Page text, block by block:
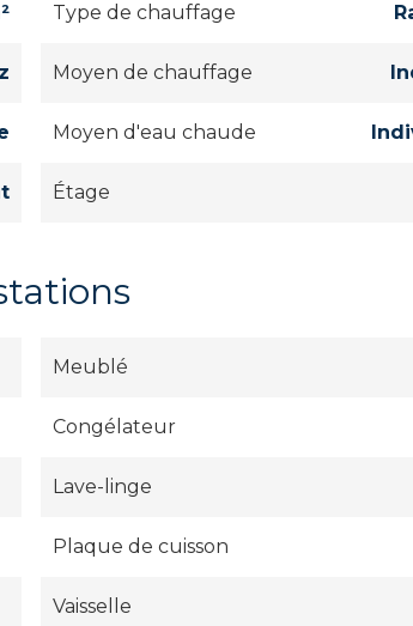
Type de chauffage
Moyen de chauffage
Moyen d'eau chaude
Étage
Meublé
Congélateur
Lave-linge
Plaque de cuisson
Vaisselle